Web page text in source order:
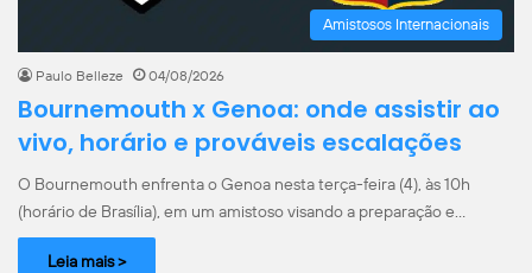
Amistosos Internacionais
Paulo Belleze 04/08/2026
Bournemouth x Genoa: onde assistir ao
vivo, horário e prováveis escalações
O Bournemouth enfrenta o Genoa nesta terça-feira (4), às 10h
(horário de Brasília), em um amistoso visando a preparação e…
Leia mais >